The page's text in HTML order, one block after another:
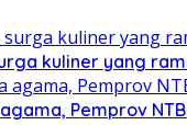
kuliner yang
Pemprov